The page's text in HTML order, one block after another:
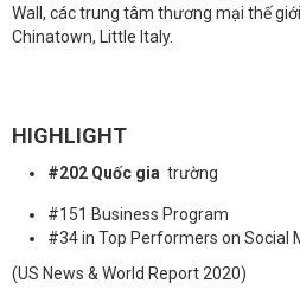
Wall, các trung tâm thương mại thế
Chinatown, Little Italy.
HIGHLIGHT
#202 Quốc gia trường
#151 Business Program
#34 in Top Performers on Social
(US News & World Report 2020)